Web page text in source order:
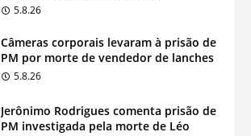
5.8.26
Câmeras corporais levaram à prisão de
PM por morte de vendedor de lanches
5.8.26
Jerônimo Rodrigues comenta prisão de
PM investigada pela morte de Léo